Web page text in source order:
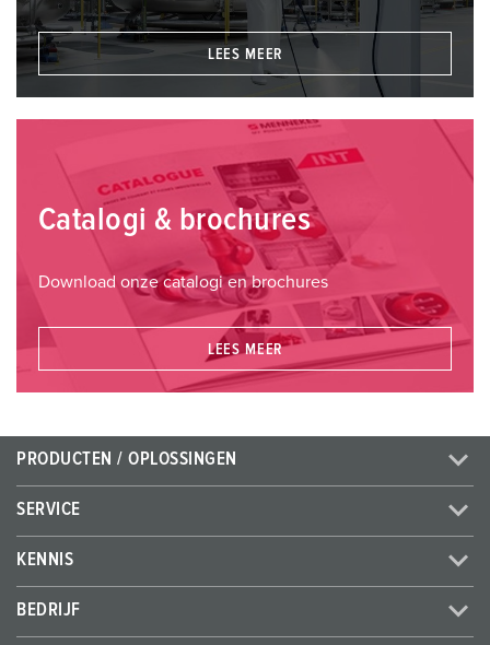
LEES MEER
Catalogi & brochures
Download onze catalogi en brochures
LEES MEER
PRODUCTEN / OPLOSSINGEN
SERVICE
KENNIS
BEDRIJF